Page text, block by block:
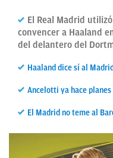
FICHAJES
El Real Madrid
convencer a Haaland
del delantero del
Haaland dice sí al
Ancelotti ya hace planes
El Madrid no teme al